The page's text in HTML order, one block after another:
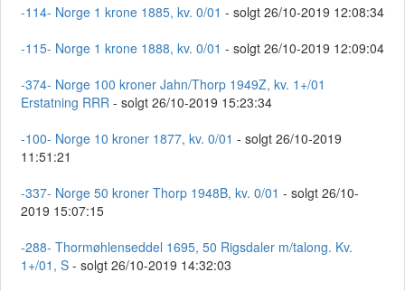
-114- Norge 1 krone 1885, kv. 0/01 - solgt 26/10-2019 12:08:34
-115- Norge 1 krone 1888, kv. 0/01 - solgt 26/10-2019 12:09:04
-374- Norge 100 kroner Jahn/Thorp 1949Z, kv. 1+/01
Erstatning RRR - solgt 26/10-2019 15:23:34
-100- Norge 10 kroner 1877, kv. 0/01 - solgt 26/10-2019
11:51:21
-337- Norge 50 kroner Thorp 1948B, kv. 0/01 - solgt 26/10-
2019 15:07:15
-288- Thormøhlenseddel 1695, 50 Rigsdaler m/talong. Kv.
1+/01, S - solgt 26/10-2019 14:32:03